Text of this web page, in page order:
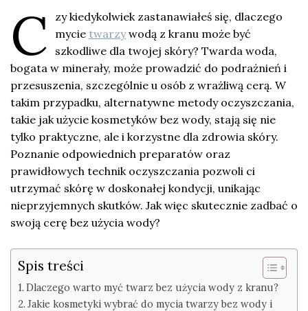
C
zy kiedykolwiek zastanawiałeś się, dlaczego
mycie twarzywodą z kranu może być
szkodliwe dla twojej skóry? Twarda woda,
bogata w minerały, może prowadzić do podrażnień i
przesuszenia, szczególnie u osób z wrażliwą cerą. W
takim przypadku, alternatywne metody oczyszczania,
takie jak użycie kosmetyków bez wody, stają się nie
tylko praktyczne, ale i korzystne dla zdrowia skóry.
Poznanie odpowiednich preparatów oraz
prawidłowych technik oczyszczania pozwoli ci
utrzymać skórę w doskonałej kondycji, unikając
nieprzyjemnych skutków. Jak więc skutecznie zadbać o
swoją cerę bez użycia wody?
Spis treści
Dlaczego warto myć twarz bez użycia wody z kranu?
Jakie kosmetyki wybrać do mycia twarzy bez wody i